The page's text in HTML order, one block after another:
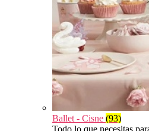
Ballet - Cisne (93)